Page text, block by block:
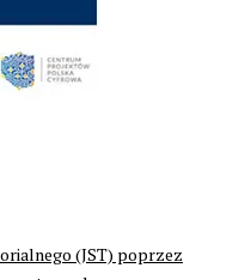
(JST) poprzez